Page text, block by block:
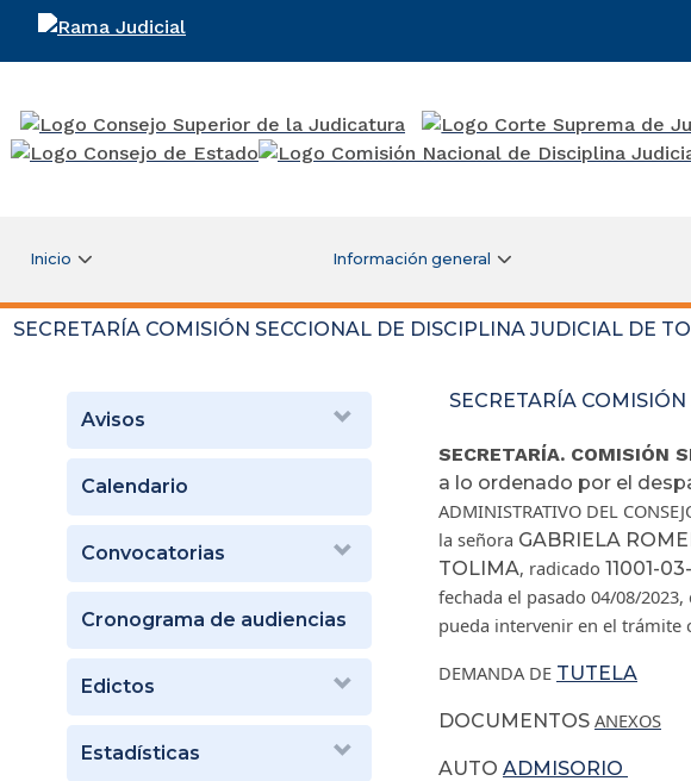
Rama Judicial
Inicio Información general
SECRETARÍA COMISIÓN SECCIONAL DE DISCIPLINA JUDICIAL DE
Avisos
Calendario
Convocatorias
Cronograma de audiencias
Edictos
Estadísticas
SECRETARÍA
SECRETARÍA. COMISIÓN
a lo ordenado por el
ADMINISTRATIVO DEL
la señora GABRIELA
TOLIMA, radicado 11001-
fechada el pasado 04/08/
pueda intervenir en el trámite
DEMANDA DE TUTELA
DOCUMENTOS ANEXOS
AUTO ADMISORIO